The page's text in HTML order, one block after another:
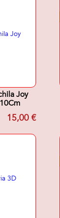
Joy
15,00 €